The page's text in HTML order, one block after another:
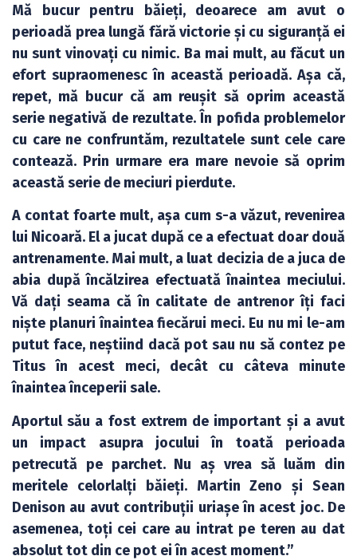
Mă bucur pentru băieți, deoarece am avut o
perioadă prea lungă fără victorie și cu siguranță ei
nu sunt vinovați cu nimic. Ba mai mult, au făcut un
efort supraomenesc în această perioadă. Așa că,
repet, mă bucur că am reușit să oprim această
serie negativă de rezultate. În pofida problemelor
cu care ne confruntăm, rezultatele sunt cele care
contează. Prin urmare era mare nevoie să oprim
această serie de meciuri pierdute.
A contat foarte mult, așa cum s-a văzut, revenirea
lui Nicoară. El a jucat după ce a efectuat doar două
antrenamente. Mai mult, a luat decizia de a juca de
abia după încălzirea efectuată înaintea meciului.
Vă dați seama că în calitate de antrenor îți faci
niște planuri înaintea fiecărui meci. Eu nu mi le-am
putut face, neștiind dacă pot sau nu să contez pe
Titus în acest meci, decât cu câteva minute
înaintea începerii sale.
Aportul său a fost extrem de important și a avut
un impact asupra jocului în toată perioada
petrecută pe parchet. Nu aș vrea să luăm din
meritele celorlalți băieți. Martin Zeno și Sean
Denison au avut contribuții uriașe în acest joc. De
asemenea, toți cei care au intrat pe teren au dat
absolut tot din ce pot ei în acest moment.”